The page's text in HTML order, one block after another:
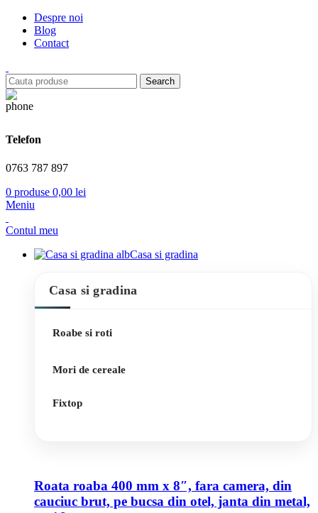
Despre noi
Blog
Contact
Search
Telefon
0763 787 897
0 produse 0,00 lei
Meniu
Contul meu
Casa si gradina
Casa si gradina
Roabe si roti
Mori de cereale
Fixtop
Roata roaba 400 mm x 8″, fara camera, din
cauciuc brut, pe bucsa din otel, janta din metal,